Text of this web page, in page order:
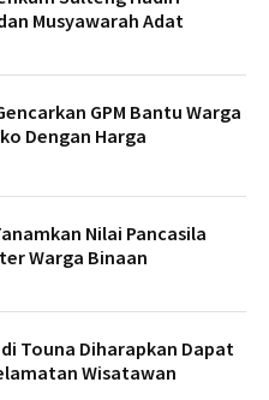
Musyawarah Adat
GPM Bantu Warga
Dengan Harga
Nilai Pancasila
Warga Binaan
Touna Diharapkan Dapat
Wisatawan